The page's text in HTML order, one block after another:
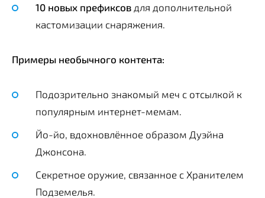
10 новых префиксов для дополнительной
кастомизации снаряжения.
Примеры необычного контента:
Подозрительно знакомый меч с отсылкой к
популярным интернет-мемам.
Йо-йо, вдохновлённое образом Дуэйна
Джонсона.
Секретное оружие, связанное с Хранителем
Подземелья.